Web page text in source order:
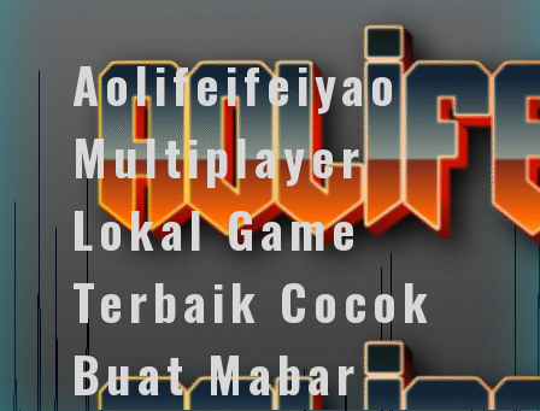
Aolifeifeiyao
Multiplayer
Lokal Game
Terbaik Cocok
Buat Mabar